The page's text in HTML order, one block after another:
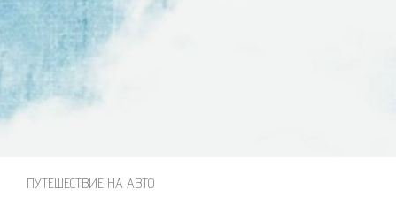
ПУТЕШЕСТВИЕ НА АВТО